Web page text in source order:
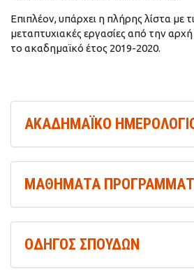
Επιπλέον, υπάρχει η πλήρης λίστα με
μεταπτυχιακές εργασίες από την
το ακαδημαϊκό έτος 2019-2020.
ΑΚΑΔΗΜΑΪΚΟ
ΜΑΘΗΜΑΤΑ
ΟΔΗΓΟΣ ΣΠΟΥΔΩΝ